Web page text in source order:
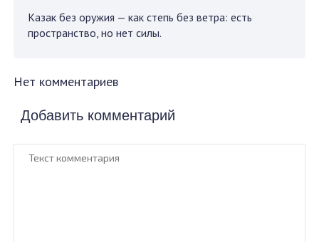
Казак без оружия — как степь без ветра: есть
пространство, но нет силы.
Нет комментариев
Добавить комментарий